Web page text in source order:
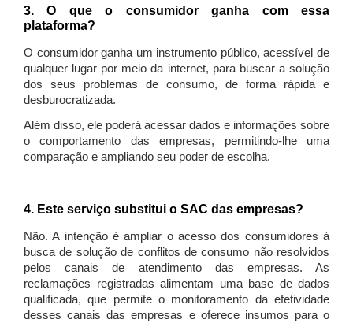
3. O que o consumidor ganha com essa
plataforma?
O consumidor ganha um instrumento público, acessível de
qualquer lugar por meio da internet, para buscar a solução
dos seus problemas de consumo, de forma rápida e
desburocratizada.
Além disso, ele poderá acessar dados e informações sobre
o comportamento das empresas, permitindo-lhe uma
comparação e ampliando seu poder de escolha.
4. Este serviço substitui o SAC das empresas?
Não. A intenção é ampliar o acesso dos consumidores à
busca de solução de conflitos de consumo não resolvidos
pelos canais de atendimento das empresas. As
reclamações registradas alimentam uma base de dados
qualificada, que permite o monitoramento da efetividade
desses canais das empresas e oferece insumos para o